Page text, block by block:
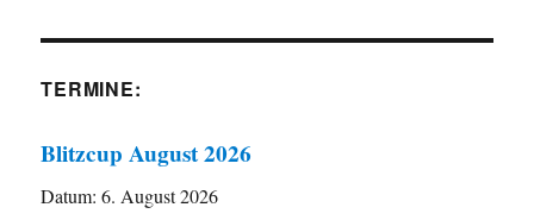
TERMINE:
Blitzcup August 2026
Datum:6. August 2026